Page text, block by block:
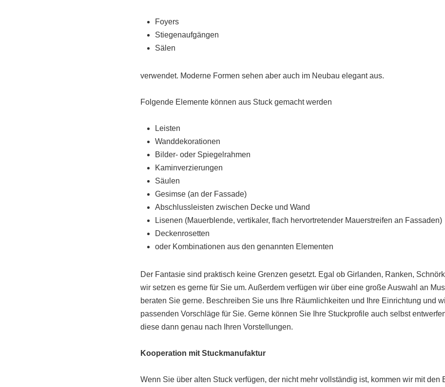
Foyers
Stiegenaufgängen
Sälen
verwendet. Moderne Formen sehen aber auch im Neubau elegant aus.
Folgende Elemente können aus Stuck gemacht werden
Leisten
Wanddekorationen
Bilder- oder Spiegelrahmen
Kaminverzierungen
Säulen
Gesimse (an der Fassade)
Abschlussleisten zwischen Decke und Wand
Lisenen (Mauerblende, vertikaler, flach hervortretender Mauerstreifen an Fassaden)
Deckenrosetten
oder Kombinationen aus den genannten Elementen
Der Fantasie sind praktisch keine Grenzen gesetzt. Egal ob Girlanden, Ranken,
wir setzen es gerne für Sie um. Außerdem verfügen wir über eine große Auswahl an
beraten Sie gerne. Beschreiben Sie uns Ihre Räumlichkeiten und Ihre Einrichtung und
passenden Vorschläge für Sie. Gerne können Sie Ihre Stuckprofile auch selbst
diese dann genau nach Ihren Vorstellungen.
Kooperation mit Stuckmanufaktur
Wenn Sie über alten Stuck verfügen, der nicht mehr vollständig ist, kommen wir mit den